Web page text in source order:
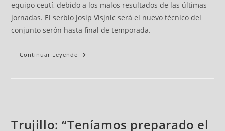
equipo ceutí, debido a los malos resultados de las últimas
jornadas. El serbio Josip Visjnic será el nuevo técnico del
conjunto serón hasta final de temporada.
Continuar Leyendo
Trujillo: “Teníamos preparado el